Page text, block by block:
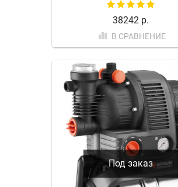
38242 р.
В СРАВНЕНИЕ
Под заказ